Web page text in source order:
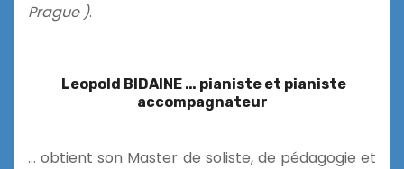
Prague ).
Leopold BIDAINE … pianiste et pianiste
accompagnateur
… obtient son Master de soliste, de pédagogie et